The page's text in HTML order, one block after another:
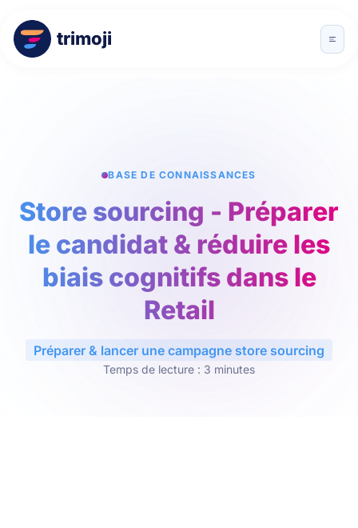
trimoji
BASE DE CONNAISSANCES
Store sourcing - Préparer
le candidat & réduire les
biais cognitifs dans le
Retail
Préparer & lancer une campagne store sourcing
Temps de lecture : 3 minutes